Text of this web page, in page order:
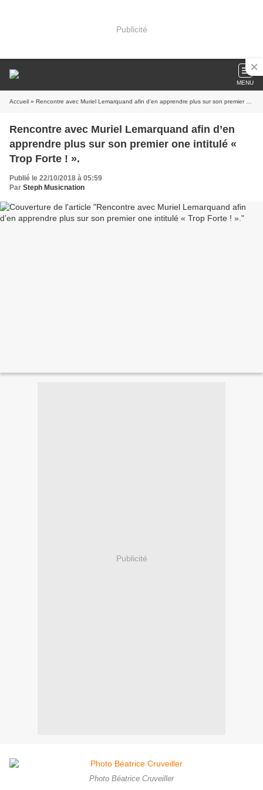
Publicité
MENU
Accueil » Rencontre avec Muriel Lemarquand afin d’en apprendre plus sur son premier one intitulé « Trop Forte ! ».
Rencontre avec Muriel Lemarquand afin d’en
apprendre plus sur son premier one intitulé «
Trop Forte ! ».
Publié le 22/10/2018 à 05:59
Par Steph Musicnation
Publicité
Photo Béatrice Cruveiller